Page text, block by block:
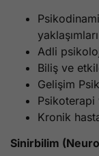
yaklaşımları
Adli
Biliş ve
Gelişim
Kronik
Sinirbilim